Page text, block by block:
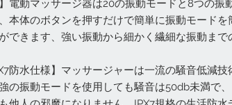
電動マッサージ器は20の振動モードと8つの振
本体のボタンを押すだけで簡単に振動モードを
できます、強い振動から細かく繊細な振動まで
防水仕様】マッサージャーは一流の騒音低減技
の振動モードを使用しても騒音は50db未満で、